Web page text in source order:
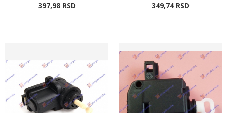
397,98 RSD 349,74 RSD